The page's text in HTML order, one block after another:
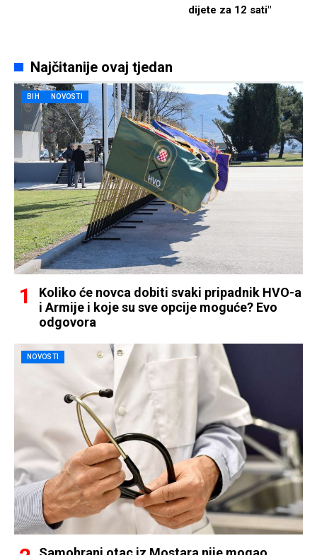
dijete za 12 sati"
Najčitanije ovaj tjedan
BIH NOVOSTI
Koliko će novca dobiti svaki pripadnik HVO-a
i Armije i koje su sve opcije moguće? Evo
odgovora
NOVOSTI